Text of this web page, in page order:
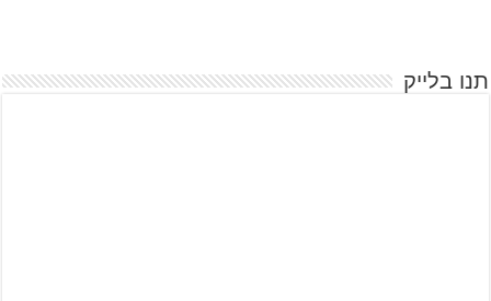
תנו בלייק